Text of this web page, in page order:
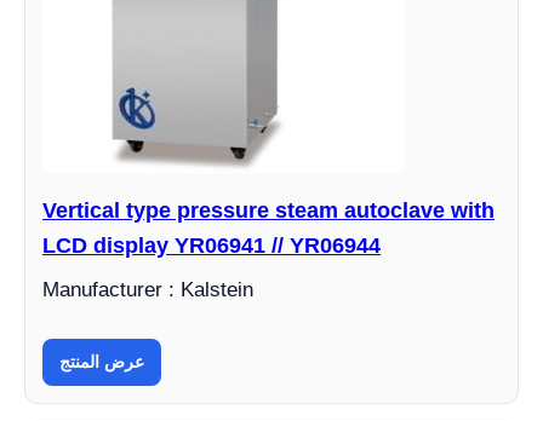
Vertical type pressure steam autoclave with
LCD display YR06941 // YR06944
Manufacturer : Kalstein
عرض المنتج